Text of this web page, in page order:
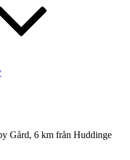
Gård, 6 km från Huddinge